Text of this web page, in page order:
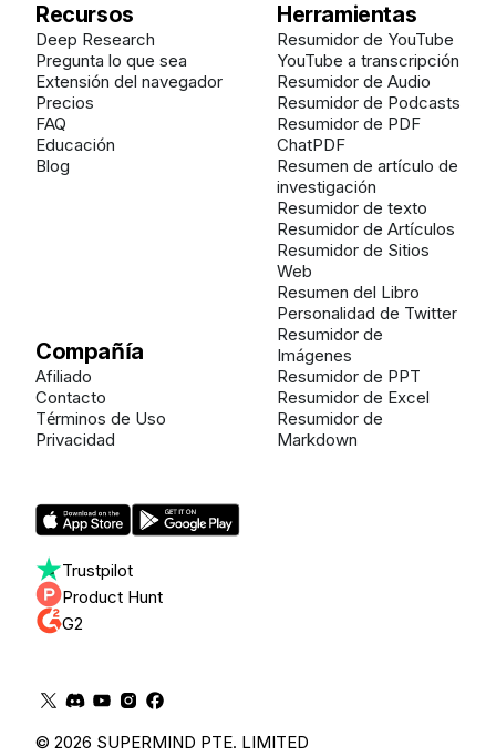
Trustpilot
Product Hunt
G2
© 2026 SUPERMIND PTE. LIMITED
Recursos
Deep Research
Pregunta lo que sea
Extensión del navegador
Precios
FAQ
Educación
Blog
Compañía
Afiliado
Contacto
Términos de Uso
Privacidad
Herramientas
Resumidor de YouTube
YouTube a transcripción
Resumidor de Audio
Resumidor de Podcasts
Resumidor de PDF
ChatPDF
Resumen de artículo de
investigación
Resumidor de texto
Resumidor de Artículos
Resumidor de Sitios
Web
Resumen del Libro
Personalidad de Twitter
Resumidor de
Imágenes
Resumidor de PPT
Resumidor de Excel
Resumidor de
Markdown